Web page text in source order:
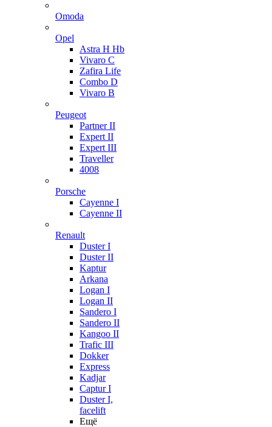
Omoda
Opel
Astra H Hb
Vivaro C
Zafira Life
Combo D
Vivaro B
Peugeot
Partner II
Expert II
Expert III
Traveller
4008
Porsche
Cayenne I
Cayenne II
Renault
Duster I
Duster II
Kaptur
Arkana
Logan I
Logan II
Sandero I
Sandero II
Kangoo II
Trafic III
Dokker
Express
Kadjar
Captur I
Duster I,
facelift
Ещё